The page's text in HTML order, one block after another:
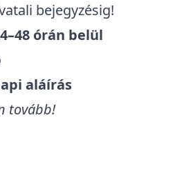
bejegyzésig!
órán belül
aláírás
tovább!